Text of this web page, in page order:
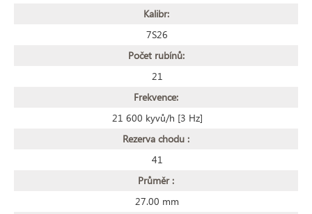
Kalibr:
7S26
Počet rubínů:
21
Frekvence:
21 600 kyvů/h [3 Hz]
Rezerva chodu :
41
Průměr :
27.00 mm